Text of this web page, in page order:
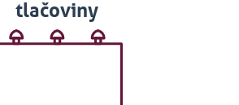
tlačoviny